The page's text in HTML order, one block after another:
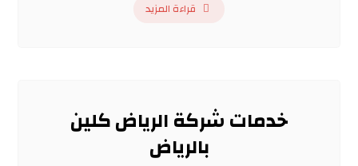
قراءة المزيد
خدمات شركة الرياض كلين
بالرياض